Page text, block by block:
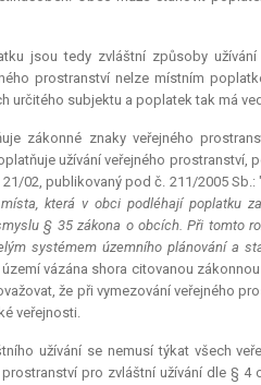
jsou tedy zvláštní způsoby
prostranství nelze místním
určitého subjektu a poplatek tak má
zákonné znaky veřejného
užívání veřejného prostranství,
21/02, publikovaný pod č. 211/2005 Sb.:
místa, která v obci podléhají poplatku
§ 35 zákona o obcích. Při tomto
systémem územního plánování a
vázána shora citovanou
že při vymezování veřejného
veřejnosti.
užívání se nemusí týkat všech
pro zvláštní užívání dle §